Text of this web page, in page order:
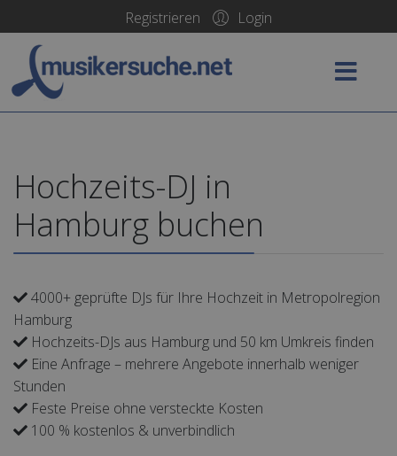
Registrieren Login
Hochzeits-DJ in
Hamburg buchen
4000+ geprüfte DJs für Ihre Hochzeit in Metropolregion
Hamburg
Hochzeits-DJs aus Hamburg und 50 km Umkreis finden
Eine Anfrage – mehrere Angebote innerhalb weniger
Stunden
Feste Preise ohne versteckte Kosten
100 % kostenlos & unverbindlich